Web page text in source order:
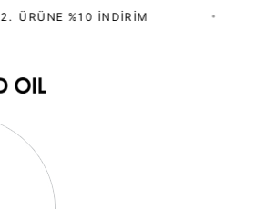
2.⁠ ⁠ÜRÜNE %10 İNDIRIM